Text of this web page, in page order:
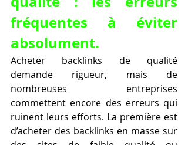
fréquentes à éviter
absolument.
Acheter backlinks de qualité
demande rigueur, mais de
nombreuses entreprises
commettent encore des erreurs qui
ruinent leurs efforts. La première est
d’acheter des backlinks en masse sur